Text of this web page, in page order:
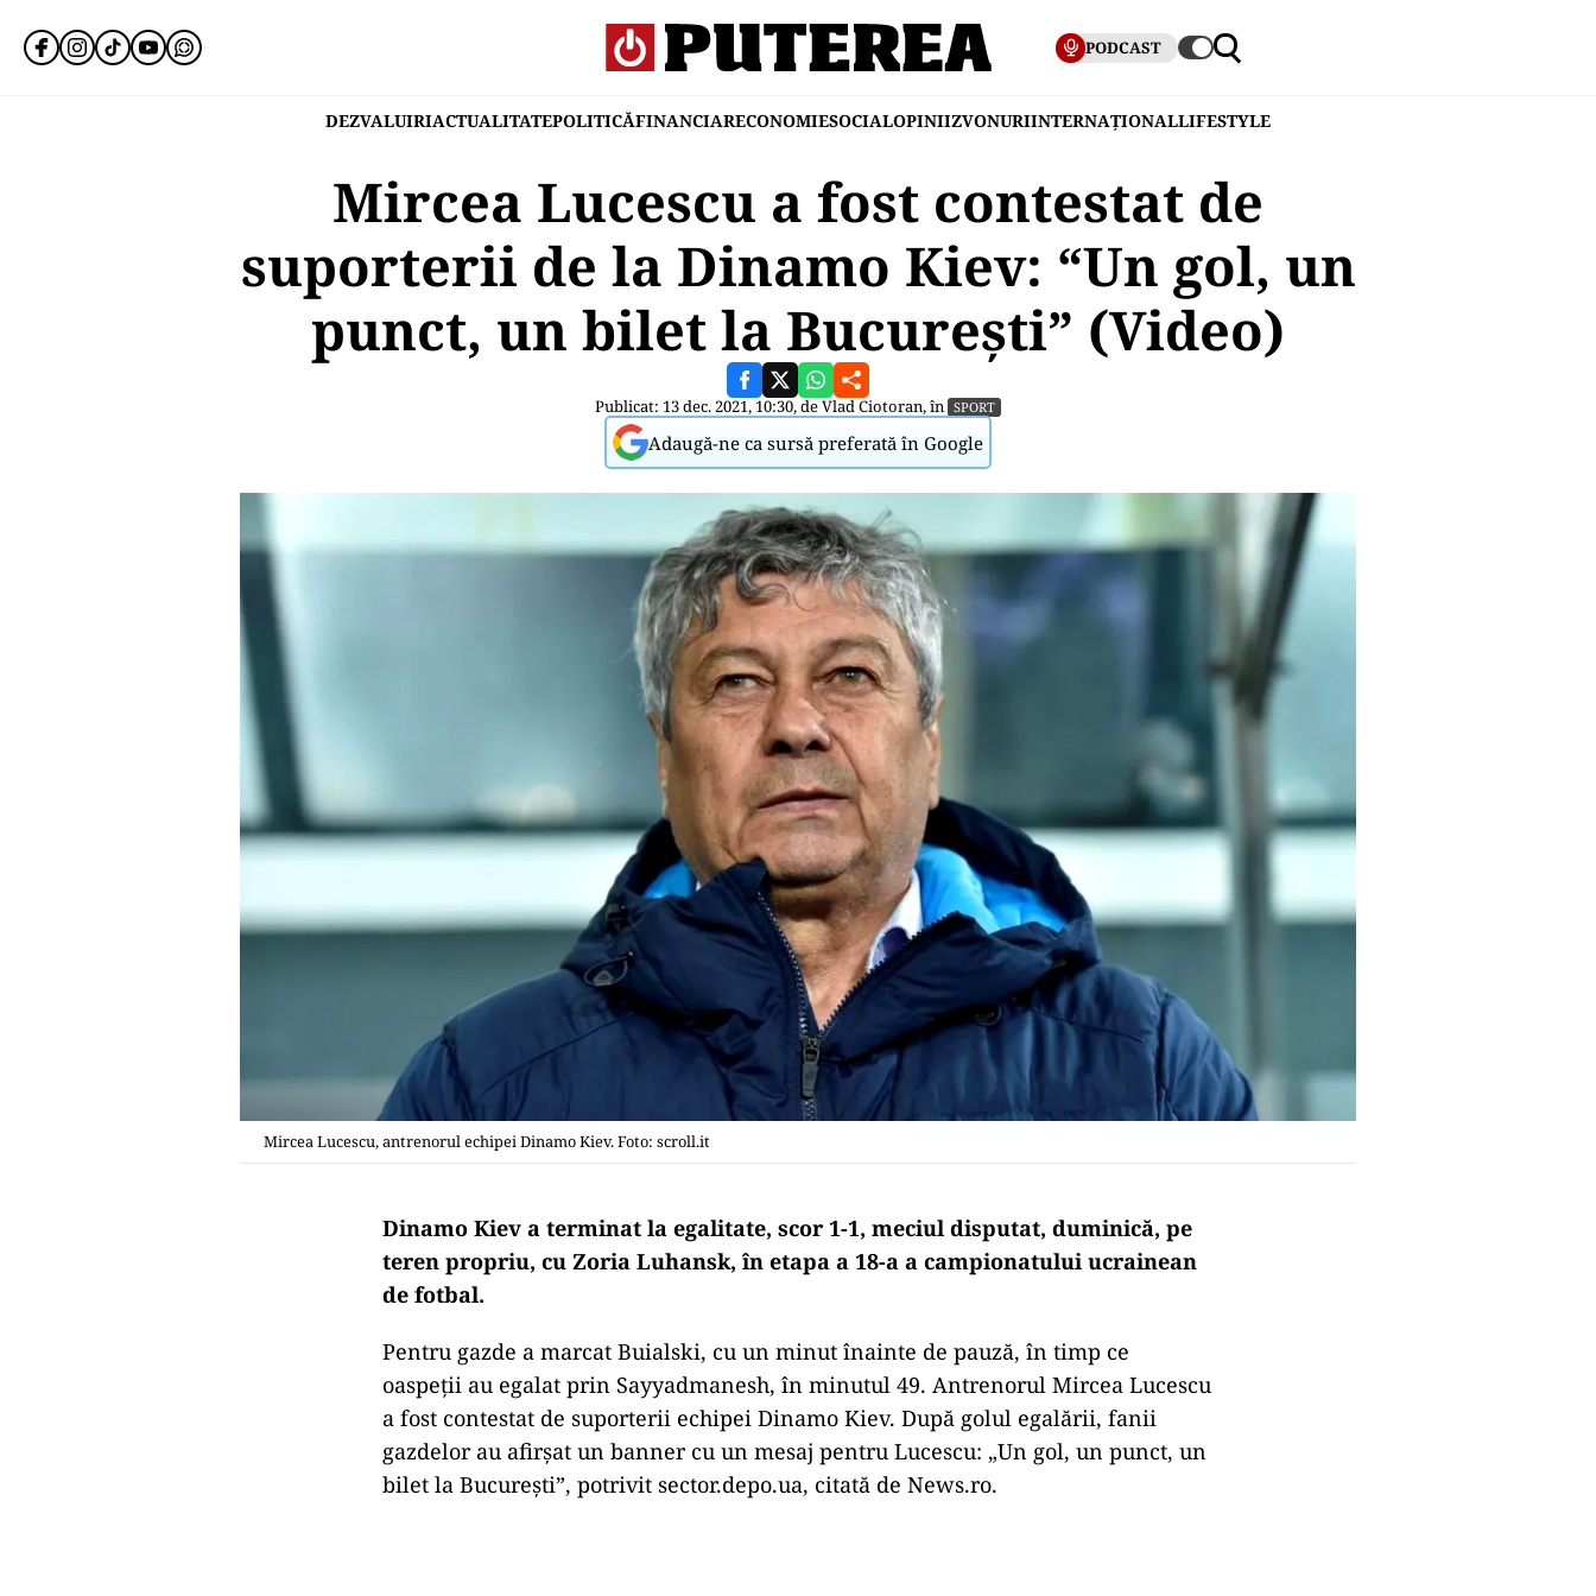
PODCAST
DEZVALUIRIACTUALITATEPOLITICĂFINANCIARECONOMIESOCIALOPINIIZVONURIINTERNAȚIONALLIFESTYLE
Mircea Lucescu a fost contestat de
suporterii de la Dinamo Kiev: “Un gol, un
punct, un bilet la Bucureşti” (Video)
Publicat: 13 dec. 2021, 10:30, deVlad Ciotoran, în SPORT
Adaugă-ne ca sursă preferată în Google
Mircea Lucescu, antrenorul echipei Dinamo Kiev. Foto: scroll.it
Dinamo Kiev a terminat la egalitate, scor 1-1, meciul disputat, duminică, pe
teren propriu, cu Zoria Luhansk, în etapa a 18-a a campionatului ucrainean
de fotbal.
Pentru gazde a marcat Buialski, cu un minut înainte de pauză, în timp ce
oaspeții au egalat prin Sayyadmanesh, în minutul 49. Antrenorul Mircea Lucescu
a fost contestat de suporterii echipei Dinamo Kiev. După golul egalării, fanii
gazdelor au afirşat un banner cu un mesaj pentru Lucescu: „Un gol, un punct, un
bilet la Bucureşti”, potrivit sector.depo.ua, citată de News.ro.